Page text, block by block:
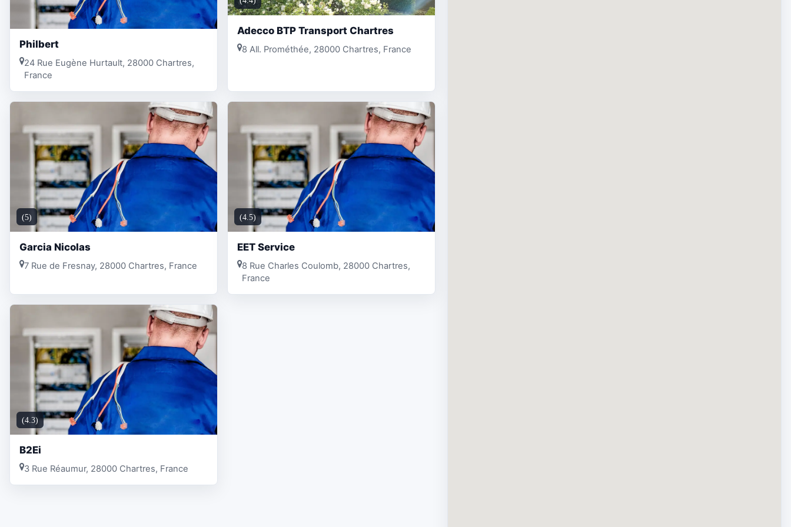
Philbert
24 Rue Eugène Hurtault, 28000 Chartres,
France
Adecco BTP Transport Chartres
8 All. Prométhée, 28000 Chartres, France
(5)
Garcia Nicolas
7 Rue de Fresnay, 28000 Chartres, France
(4.5)
EET Service
8 Rue Charles Coulomb, 28000 Chartres,
France
(4.3)
B2Ei
3 Rue Réaumur, 28000 Chartres, France